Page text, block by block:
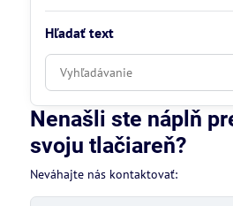
Hľadať text
Prehľadať
výsledky
filtra
fulltextom
Nenašli ste náplň
svoju tlačiareň?
Neváhajte nás kontaktovať: